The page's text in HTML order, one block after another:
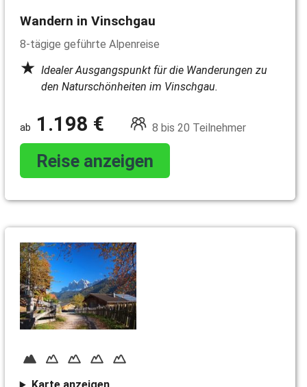
Wandern in Vinschgau
8-tägige geführte Alpenreise
Idealer Ausgangspunkt für die Wanderungen zu
den Naturschönheiten im Vinschgau.
1.198 € 8 bis 20 Teilnehmer
Reise anzeigen